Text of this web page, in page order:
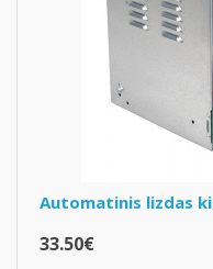
Automatinis lizdas
33.50€